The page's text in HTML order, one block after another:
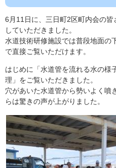
6月11日に、三日町2区町内会の
していただきました。
水道技術研修施設では普段地面の
で直接ご覧いただけます。
はじめに「水道管を流れる水の様
理」をご覧いただきました。
穴があいた水道管から勢いよく噴
らは驚きの声が上がりました。